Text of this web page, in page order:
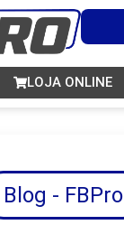
LOJA ONLINE
Blog - FBPro